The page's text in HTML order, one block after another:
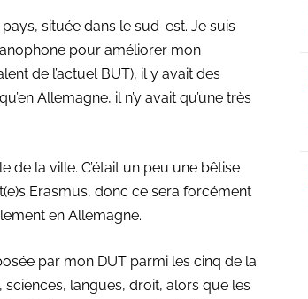
située dans le sud-est. Je suis
pour améliorer mon
de l’actuel BUT), il y avait des
Allemagne, il n’y avait qu’une très
de la ville. C’était un peu une bêtise
Erasmus, donc ce sera forcément
en Allemagne.
par mon DUT parmi les cinq de la
langues, droit, alors que les